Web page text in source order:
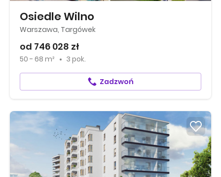
Osiedle Wilno
Warszawa, Targówek
od 746 028 zł
50 - 68 m² 3 pok.
Zadzwoń